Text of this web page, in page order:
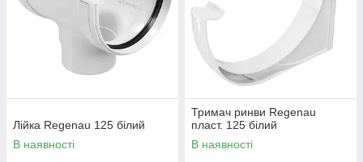
Лійка Regenau 125 білий
В наявності
Тримач ринви Regenau
пласт. 125 білий
В наявності